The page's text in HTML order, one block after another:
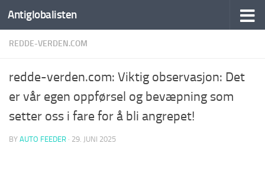
Antiglobalisten
REDDE-VERDEN.COM
redde-verden.com: Viktig observasjon: Det
er vår egen oppførsel og bevæpning som
setter oss i fare for å bli angrepet!
BY AUTO FEEDER · 29. JUNI 2025